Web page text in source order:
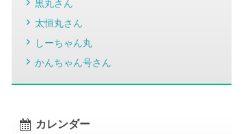
黒丸さん
太恒丸さん
しーちゃん丸
かんちゃん号さん
カレンダー